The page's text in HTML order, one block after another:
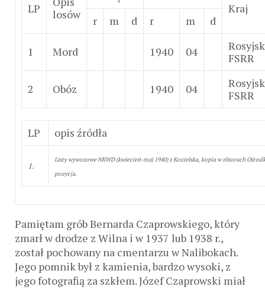
LP
losów
Kraj
r
m d r m d
1 Mord 1940 04
FSRR
2 Obóz 1940 04
FSRR
LP opis źródła
1.
Listy wywozowe NKWD (kwiecień-maj 1940) z Kozielska, kopia w zbiorach
pozycja.
Pamiętam grób Bernarda Czaprowskiego, który
zmarł w drodze z Wilna i w 1937 lub 1938 r.,
został pochowany na cmentarzu w Nalibokach.
Jego pomnik był z kamienia, bardzo wysoki, z
jego fotografią za szkłem. Józef Czaprowski miał